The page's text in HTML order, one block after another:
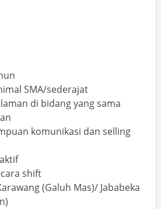
SMA/sederajat
di bidang yang sama
komunikasi dan selling
shift
(Galuh Mas)/ Jababeka